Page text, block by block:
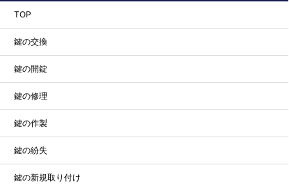
TOP
鍵の交換
鍵の開錠
鍵の修理
鍵の作製
鍵の紛失
鍵の新規取り付け